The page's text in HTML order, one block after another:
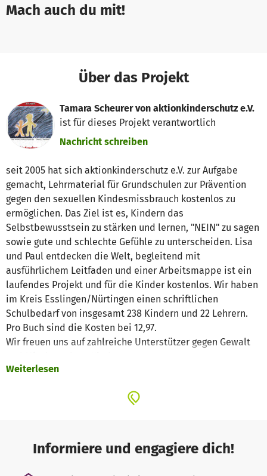
Mach auch du mit!
Über das Projekt
Tamara Scheurer von aktionkinderschutz e.V.
ist für dieses Projekt verantwortlich
Nachricht schreiben
seit 2005 hat sich aktionkinderschutz e.V. zur Aufgabe
gemacht, Lehrmaterial für Grundschulen zur Prävention
gegen den sexuellen Kindesmissbrauch kostenlos zu
ermöglichen. Das Ziel ist es, Kindern das
Selbstbewusstsein zu stärken und lernen, "NEIN" zu sagen
sowie gute und schlechte Gefühle zu unterscheiden. Lisa
und Paul entdecken die Welt, begleitend mit
ausführlichem Leitfaden und einer Arbeitsmappe ist ein
laufendes Projekt und für die Kinder kostenlos. Wir haben
im Kreis Esslingen/Nürtingen einen schriftlichen
Schulbedarf von insgesamt 238 Kindern und 22 Lehrern.
Pro Buch sind die Kosten bei 12,97.
Wir freuen uns auf zahlreiche Unterstützer gegen Gewalt
Herzlichen Dank, ihre Tamara Scheurer vom
Weiterlesen
Informiere und engagiere dich!